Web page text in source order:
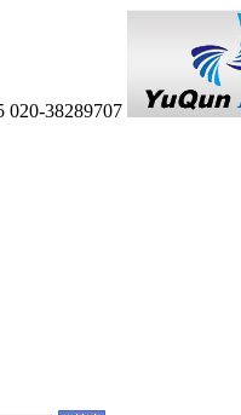
020-38289707